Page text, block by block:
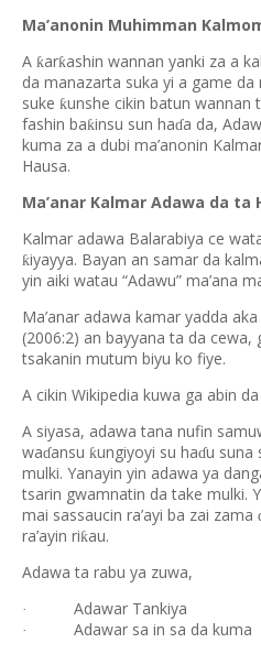
Ma’anonin Muhimman
A ƙarƙashin wannan yanki za a
da manazarta suka yi a game
suke ƙunshe cikin batun wannan
fashin baƙinsu sun haɗa da,
kuma za a dubi ma’anonin
Hausa.
Ma’anar Kalmar Adawa da ta
Kalmar adawa Balarabiya ce
ƙiyayya. Bayan an samar da
yin aiki watau “Adawu” ma’ana
Ma’anar adawa kamar yadda
(2006:2) an bayyana ta da cewa,
tsakanin mutum biyu ko fiye.
A cikin Wikipedia kuwa ga abin
A siyasa, adawa tana nufin
waɗansu ƙungiyoyi su haɗu suna
mulki. Yanayin yin adawa ya
tsarin gwamnatin da take mulki.
mai sassaucin ra’ayi ba zai zama
ra’ayin riƙau.
Adawa ta rabu ya zuwa,
· Adawar Tankiya
· Adawar sa in sa da kuma